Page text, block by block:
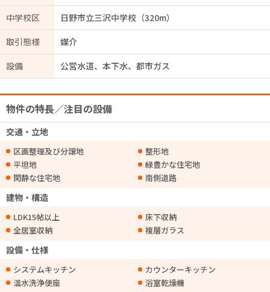
中学校区
日野市立三沢中学校（320m）
取引態様
媒介
設備
公営水道、本下水、都市ガス
物件の特長／注目の設備
交通・立地
区画整理及び分譲地
整形地
平坦地
緑豊かな住宅地
閑静な住宅地
南側道路
建物・構造
LDK15帖以上
床下収納
全居室収納
複層ガラス
設備・仕様
システムキッチン
カウンターキッチン
温水洗浄便座
浴室乾燥機